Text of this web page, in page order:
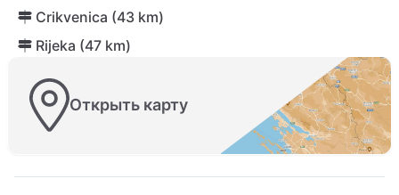
Crikvenica (43 km)
Rijeka (47 km)
Открыть карту